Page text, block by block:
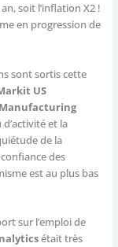
soit l’inflation X2 !
en progression de
sont sortis cette
US
et la
de la
des
est au plus bas
sur l’emploi de
était très